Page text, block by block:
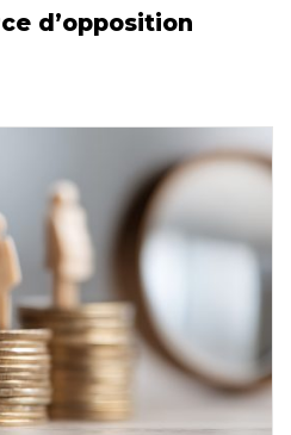
d’opposition